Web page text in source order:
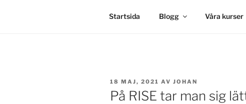
Startsida Blogg Våra kurser
PUBLICERAT
18 MAJ, 2021 AV JOHAN
På RISE tar man sig